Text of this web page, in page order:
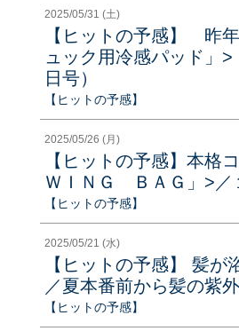
2025/05/31 (土)
【ヒットの予感】 昨
ュック用冷感パッド」
日号）
【ヒットの予感】
2025/05/26 (月)
【ヒットの予感】本
ＷＩＮＧ ＢＡＧ」>／
【ヒットの予感】
2025/05/21 (水)
【ヒットの予感】 髪
／夏本番前から髪の紫
【ヒットの予感】